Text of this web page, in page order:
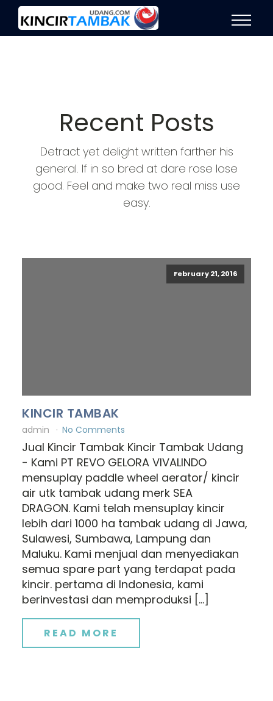
Recent Posts
Detract yet delight written farther his
general. If in so bred at dare rose lose
good. Feel and make two real miss use
easy.
February 21, 2016
KINCIR TAMBAK
admin No Comments
Jual Kincir Tambak Kincir Tambak Udang
- Kami PT REVO GELORA VIVALINDO
mensuplay paddle wheel aerator/ kincir
air utk tambak udang merk SEA
DRAGON. Kami telah mensuplay kincir
lebih dari 1000 ha tambak udang di Jawa,
Sulawesi, Sumbawa, Lampung dan
Maluku. Kami menjual dan menyediakan
semua spare part yang terdapat pada
kincir. pertama di Indonesia, kami
berinvestasi dan memproduksi […]
READ MORE